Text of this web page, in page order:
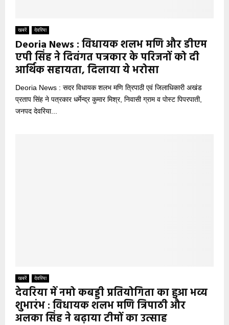
खबरें देवरिया
Deoria News : विधायक शलभ मणि और डीएम
एपी सिंह ने दिवंगत पत्रकार के परिजनों को दी
आर्थिक सहायता, दिलाया ये भरोसा
Deoria News : सदर विधायक शलभ मणि त्रिपाठी एवं जिलाधिकारी अखंड
प्रताप सिंह ने पत्रकार धर्मेन्द्र कुमार मिश्र, निवासी ग्राम व पोस्ट पिपरपाती,
जनपद देवरिया...
खबरें देवरिया
देवरिया में नमो कबड्डी प्रतियोगिता का हुआ भव्य
शुभारंभ : विधायक शलभ मणि त्रिपाठी और
अलका सिंह ने बढ़ाया टीमों का उत्साह